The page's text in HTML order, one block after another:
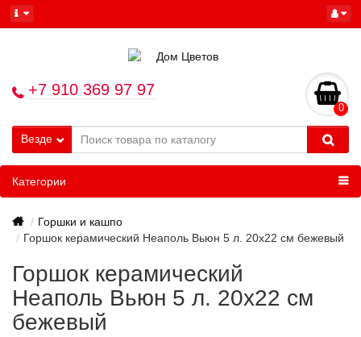
+7 910 369 97 97
0
Везде
Категории
Горшки и кашпо
Горшок керамический Неаполь Вьюн 5 л. 20х22 см бежевый
Горшок керамический
Неаполь Вьюн 5 л. 20х22 см
бежевый